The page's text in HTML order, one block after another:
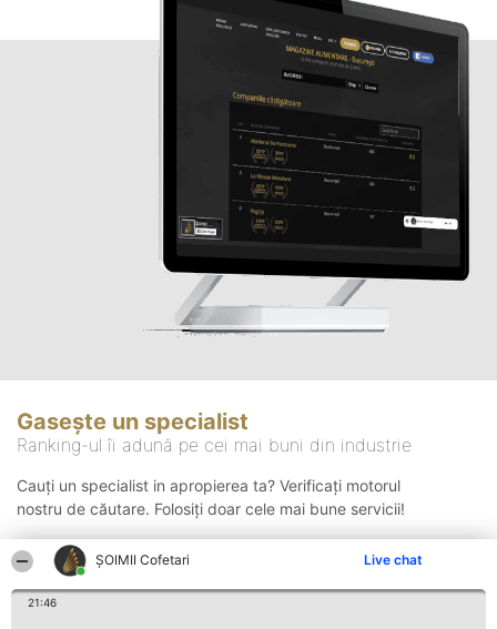
ȘOIMII Cofetari Live chat
21:46
Gasește un specialist
Ranking-ul îi adună pe cei mai buni din industrie
Cauți un specialist in apropierea ta? Verificați motorul
nostru de căutare. Folosiți doar cele mai bune servicii!